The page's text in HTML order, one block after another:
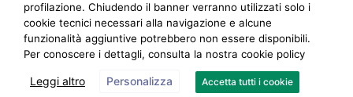
Social Media Policy
profilazione. Chiudendo il banner verranno utilizzati solo i
cookie tecnici necessari alla navigazione e alcune
funzionalità aggiuntive potrebbero non essere disponibili.
Per conoscere i dettagli, consulta la nostra cookie policy
Leggi altro Personalizza Accetta tutti i cookie